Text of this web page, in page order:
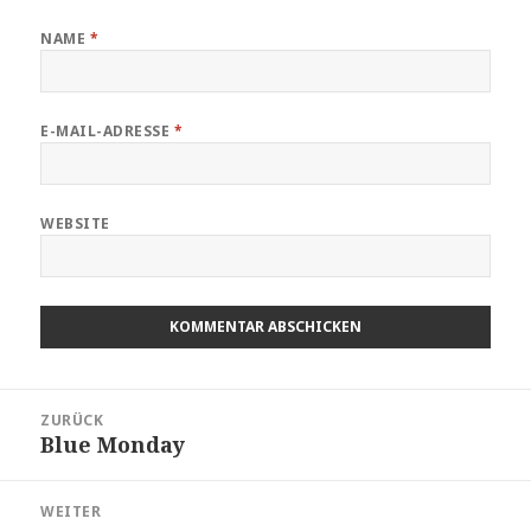
NAME *
E-MAIL-ADRESSE *
WEBSITE
ZURÜCK
Vorheriger
Blue Monday
WEITER